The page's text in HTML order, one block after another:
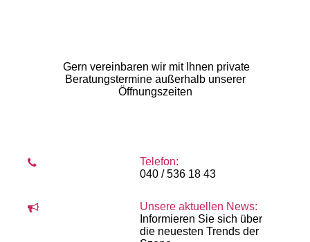
Gern vereinbaren wir mit Ihnen private
Beratungstermine außerhalb unserer
Öffnungszeiten
Telefon:
040 / 536 18 43
Unsere aktuellen News:
Informieren Sie sich über
die neuesten Trends der